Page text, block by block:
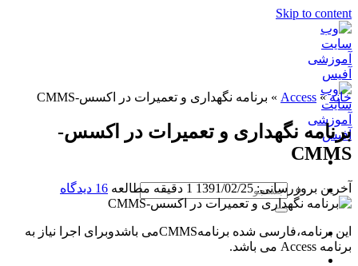
Skip to content
خانه»
Access
» برنامه نگهداری و تعمیرات در اکسس-CMMS
برنامه نگهداری و تعمیرات در اکسس-
CMMS
آخرین بروزرسانی: 1391/02/25 1 دقیقه مطالعه 16 دیدگاه
این برنامه،فارسی شده برنامهCMMSمی باشدوبرای اجرا نیاز به
برنامه Access می باشد.